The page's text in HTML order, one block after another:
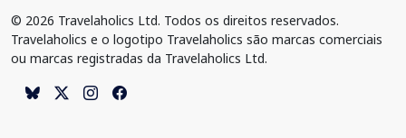
© 2026 Travelaholics Ltd. Todos os direitos reservados.
Travelaholics e o logotipo Travelaholics são marcas comerciais
ou marcas registradas da Travelaholics Ltd.